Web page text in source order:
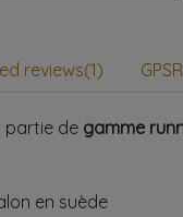
reviews(1) GPSR
partie de gamme
en suède